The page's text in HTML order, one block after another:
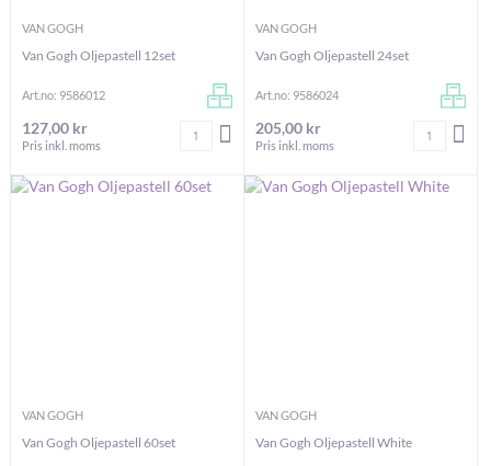
VAN GOGH
Van Gogh Oljepastell 12set
Art.no: 9586012
127,00 kr
Pris inkl. moms
Antal LÄGG I VARUKORGEN
VAN GOGH
Van Gogh Oljepastell 24set
Art.no: 9586024
205,00 kr
Pris inkl. moms
Antal
VAN GOGH
Van Gogh Oljepastell 60set
VAN GOGH
Van Gogh Oljepastell White